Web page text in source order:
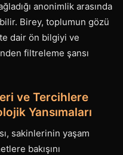
anonimlik arasında
Birey, toplumun gözü
dair ön bilgiyi ve
filtreleme şansı
ve Tercihlere
Yansımaları
sakinlerinin yaşam
bakışını